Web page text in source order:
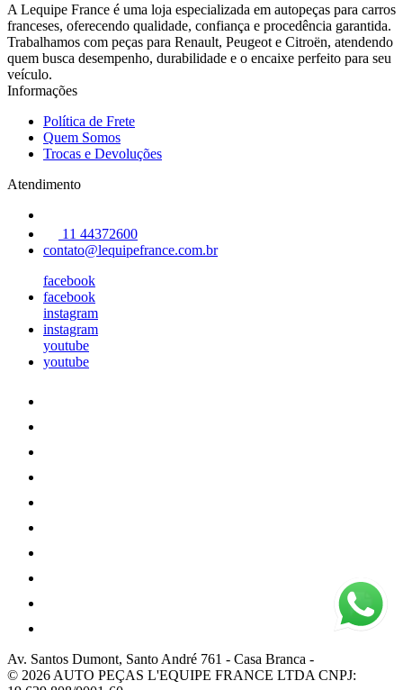
A Lequipe France é uma loja especializada em autopeças para carros
franceses, oferecendo qualidade, confiança e procedência garantida.
Trabalhamos com peças para Renault, Peugeot e Citroën, atendendo
quem busca desempenho, durabilidade e o encaixe perfeito para seu
veículo.
Informações
Política de Frete
Quem Somos
Trocas e Devoluções
Atendimento
11 44372600
contato@lequipefrance.com.br
facebook
facebook
instagram
instagram
youtube
youtube
Av. Santos Dumont, Santo André 761 - Casa Branca -
© 2026 AUTO PEÇAS L'EQUIPE FRANCE LTDA CNPJ: